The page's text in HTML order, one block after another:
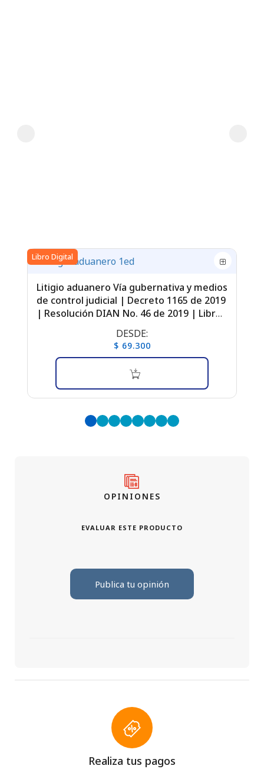
Libro Digital
Litigio aduanero Vía gubernativa y medios
de control judicial | Decreto 1165 de 2019
| Resolución DIAN No. 46 de 2019 | Libro
DESDE:
$ 69.300
OPINIONES
EVALUAR ESTE PRODUCTO
Publica tu opinión
Realiza tus pagos